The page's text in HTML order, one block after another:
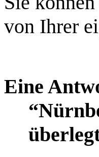
von Ihrer
Eine